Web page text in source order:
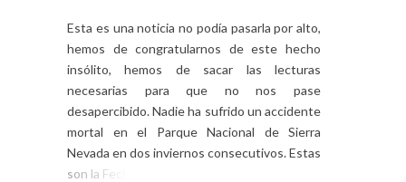
Esta es una noticia no podía pasarla por alto,
hemos de congratularnos de este hecho
insólito, hemos de sacar las lecturas
necesarias para que no nos pase
desapercibido. Nadie ha sufrido un accidente
mortal en el Parque Nacional de Sierra
Nevada en dos inviernos consecutivos. Estas
son la Fechas: van